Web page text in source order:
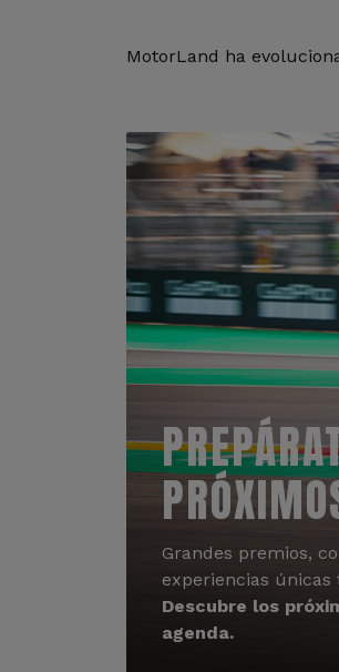
MotorLand ha
Grandes premios,
experiencias únicas
Descubre los
agenda.